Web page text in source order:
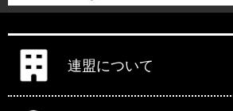
連盟について